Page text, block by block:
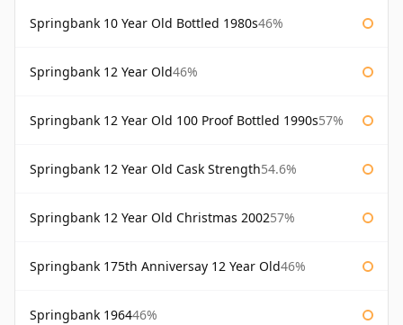
Springbank 10 Year Old Bottled 1980s46%
Springbank 12 Year Old46%
Springbank 12 Year Old 100 Proof Bottled 1990s57%
Springbank 12 Year Old Cask Strength54.6%
Springbank 12 Year Old Christmas 200257%
Springbank 175th Anniversay 12 Year Old46%
Springbank 196446%